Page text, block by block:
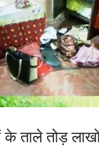
के ताले तोड़